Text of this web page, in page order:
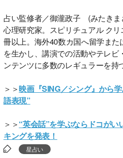
占い監修者／御瀧政子 (みたきま
心理研究家。スピリチュアル ク
冊以上。海外40数カ国へ留学ま
を生かし、講演での活動やテレビ
ンテンツに多数のレギュラーを持
＞＞映画『SING／シング』から
語表現”
＞＞“英会話”を学ぶならドコが
キングを発表！
星占い